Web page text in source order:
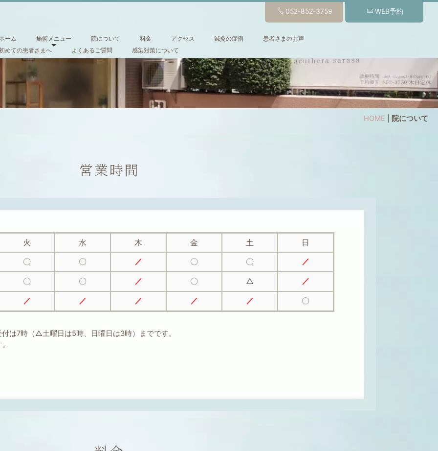
052-852-3759 WEB予約
ーム 施術メニュー 院について 料金 アクセス 鍼灸の症例
患者さまのお声
めての患者さまへ
よくあるご質問 感染対策について
HOME 院について
営業時間
火 水 木 金 土
日
〇
〇 ／ 〇 〇 ／
〇 〇 ／ 〇 △ ／
／ ／ ／ ／ ／ 〇
は7時（△土曜日は5時、日曜日は3時）までです。